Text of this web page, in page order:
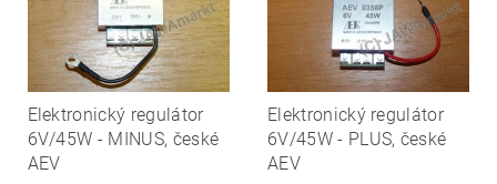
Elektronický regulátor
6V/45W - MINUS, české
AEV
Elektronický regulátor
6V/45W - PLUS, české
AEV